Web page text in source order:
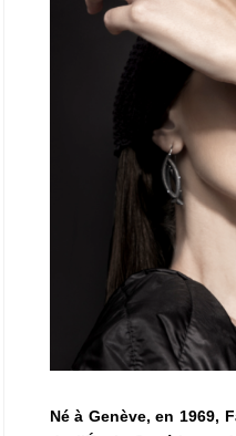
Né à Genève, en 1969,